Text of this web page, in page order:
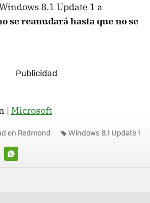
8.1 Update 1 a
se reanudará hasta que no se
| Microsoft
WHATSAPP
en Redmond Windows 8.1 Update 1